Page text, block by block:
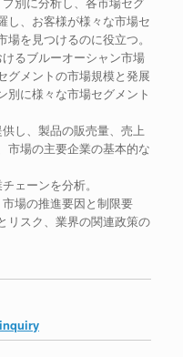
し、お客様が様々な市場セ
を見つけるのに役立つ。
るブルーオーシャン市場
グメントの市場規模と発展
別に様々な市場セグメント
し、製品の販売量、売上
市場の主要企業の基本的な
ェーンを分析。
場の推進要因と制限要
リスク、業界の関連政策の